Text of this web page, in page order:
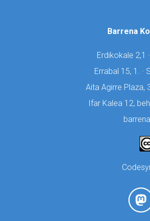
Barrena
Erdikokale 2,1
Errabal 15, 1. ·
Aita Agirre Plaza,
Ifar Kalea 12,